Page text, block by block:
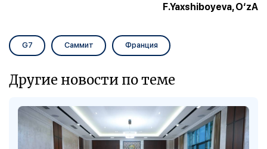
F.Yaxshiboyeva, O‘zA
G7 Саммит Франция
Другие новости по теме